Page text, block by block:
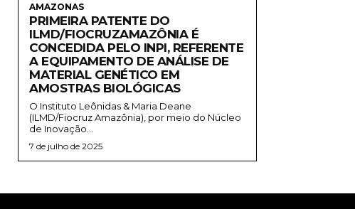
AMAZONAS
PRIMEIRA PATENTE DO
ILMD/FIOCRUZAMAZÔNIA É
CONCEDIDA PELO INPI, REFERENTE
A EQUIPAMENTO DE ANÁLISE DE
MATERIAL GENÉTICO EM
AMOSTRAS BIOLÓGICAS
O Instituto Leônidas & Maria Deane
(ILMD/Fiocruz Amazônia), por meio do Núcleo
de Inovação...
7 de julho de 2025